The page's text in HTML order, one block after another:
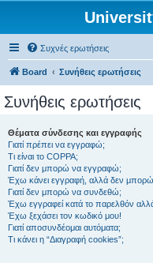
Συχνές ερωτήσεις
Board Συνήθεις ερωτήσεις
Συνήθεις ερωτήσεις
Θέματα σύνδεσης και εγγραφής
Γιατί πρέπει να εγγραφώ;
Τι είναι το COPPA;
Γιατί δεν μπορώ να εγγραφώ;
Έχω κάνει εγγραφή, αλλά δεν
Γιατί δεν μπορώ να συνδεθώ;
Έχω εγγραφεί κατά το παρελθόν
Έχω ξεχάσει τον κωδικό μου!
Γιατί αποσυνδέομαι αυτόματα;
Τι κάνει η “Διαγραφή cookies”;